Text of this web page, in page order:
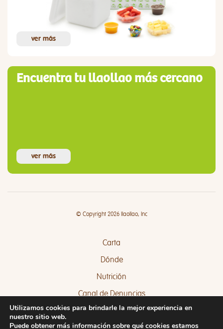
ver más
Encuentra tu llaollao más cercano
ver más
© Copyright 2026 llaollao, Inc
Carta
Dónde
Nutrición
Canal de Denuncias
Quejas y Sugerencias
Utilizamos cookies para brindarle la mejor experiencia en
nuestro sitio web.
Puede obtener más información sobre qué cookies estamos